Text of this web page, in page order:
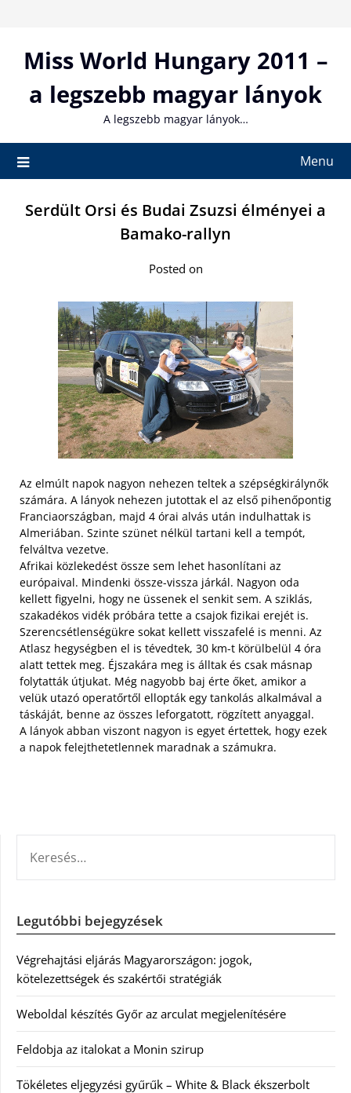
contentMiss World Hungary 2011 –
a legszebb magyar lányok
A legszebb magyar lányok…
Menu
Serdült Orsi és Budai Zsuzsi élményei a
Bamako-rallyn
Posted on
Az elmúlt napok nagyon nehezen teltek a szépségkirálynők
számára. A lányok nehezen jutottak el az első pihenőpontig
Franciaországban, majd 4 órai alvás után indulhattak is
Almeriában. Szinte szünet nélkül tartani kell a tempót,
felváltva vezetve.
Afrikai közlekedést össze sem lehet hasonlítani az
európaival. Mindenki össze-vissza járkál. Nagyon oda
kellett figyelni, hogy ne üssenek el senkit sem. A sziklás,
szakadékos vidék próbára tette a csajok fizikai erejét is.
Szerencsétlenségükre sokat kellett visszafelé is menni. Az
Atlasz hegységben el is tévedtek, 30 km-t körülbelül 4 óra
alatt tettek meg. Éjszakára meg is álltak és csak másnap
folytatták útjukat. Még nagyobb baj érte őket, amikor a
velük utazó operatőrtől ellopták egy tankolás alkalmával a
táskáját, benne az összes leforgatott, rögzített anyaggal.
A lányok abban viszont nagyon is egyet értettek, hogy ezek
a napok felejthetetlennek maradnak a számukra.
Legutóbbi bejegyzések
Végrehajtási eljárás Magyarországon: jogok,
kötelezettségek és szakértői stratégiák
Weboldal készítés Győr az arculat megjelenítésére
Feldobja az italokat a Monin szirup
Tökéletes eljegyzési gyűrűk – White & Black ékszerbolt